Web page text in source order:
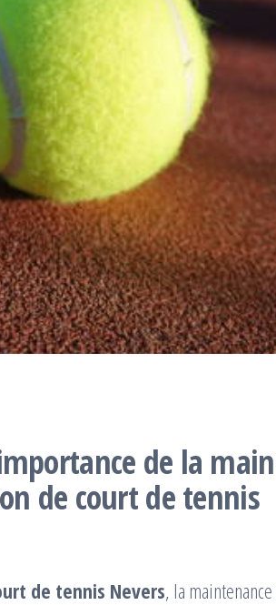
de la
de court de tennis
de tennis Nevers, la